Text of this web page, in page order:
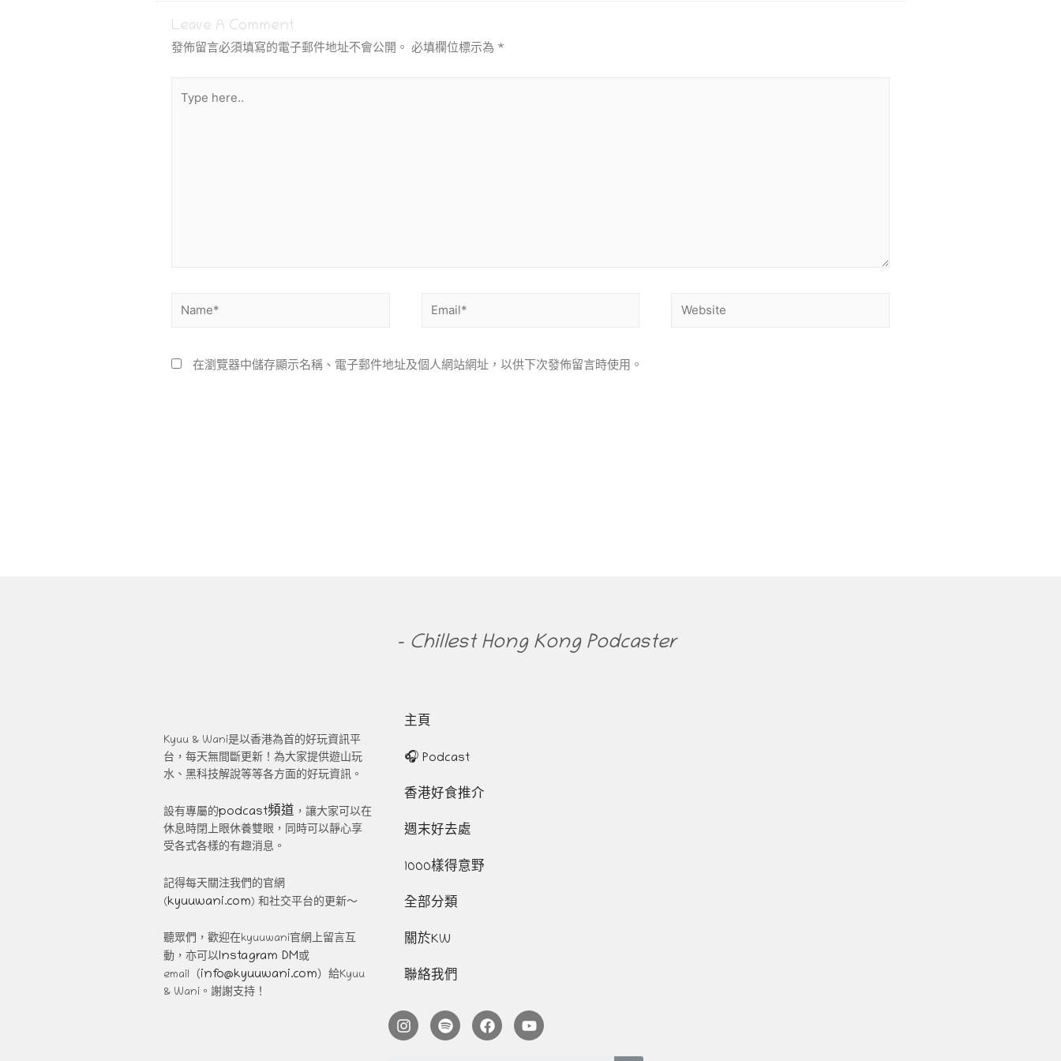
Leave A Comment
發佈留言必須填寫的電子郵件地址不會公開。 必填欄位標示為 *
在瀏覽器中儲存顯示名稱、電子郵件地址及個人網站網址，以供下次發佈留言時使用。
Kyuu & Wani是以香港為首的好玩資訊平
台，每天無間斷更新！為大家提供遊山玩
水、黑科技解說等等各方面的好玩資訊。
設有專屬的podcast頻道 ，讓大家可以在
休息時閉上眼休養雙眼，同時可以靜心享
受各式各樣的有趣消息。
記得每天關注我們的官網
(kyuuwani.com) 和社交平台的更新～
聽眾們，歡迎在kyuuwani官網上留言互
動，亦可以Instagram DM或
email（info@kyuuwani.com）給Kyuu
& Wani。謝謝支持！
- Chillest Hong Kong Podcaster
主頁
🎧 Podcast
香港好食推介
週末好去處
1000樣得意野
全部分類
關於KW
聯絡我們